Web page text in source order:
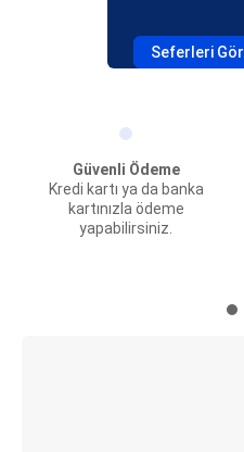
Seferleri Gör
Güvenli Ödeme
Kredi kartı ya da banka
kartınızla ödeme
yapabilirsiniz.